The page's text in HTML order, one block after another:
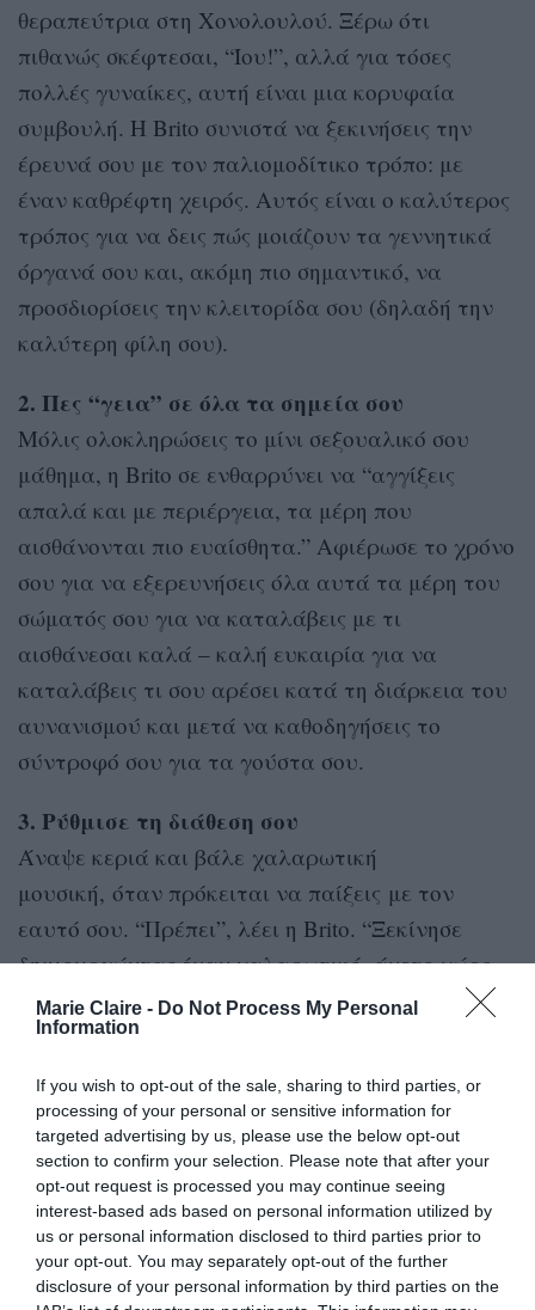
Marie Claire - Do Not Process My Personal
Information
If you wish to opt-out of the sale, sharing to third parties, or
processing of your personal or sensitive information for
targeted advertising by us, please use the below opt-out
section to confirm your selection. Please note that after your
opt-out request is processed you may continue seeing
interest-based ads based on personal information utilized by
us or personal information disclosed to third parties prior to
your opt-out. You may separately opt-out of the further
disclosure of your personal information by third parties on the
θεραπεύτρια στη Χονολουλού. Ξέρω ότι
πιθανώς σκέφτεσαι, “Ίου!”, αλλά για τόσες
πολλές γυναίκες, αυτή είναι μια κορυφαία
συμβουλή. Η Brito συνιστά να ξεκινήσεις την
έρευνά σου με τον παλιομοδίτικο τρόπο: με
έναν καθρέφτη χειρός. Αυτός είναι ο καλύτερος
τρόπος για να δεις πώς μοιάζουν τα γεννητικά
όργανά σου και, ακόμη πιο σημαντικό, να
προσδιορίσεις την κλειτορίδα σου (δηλαδή την
καλύτερη φίλη σου).
2. Πες “γεια” σε όλα τα σημεία σου
Μόλις ολοκληρώσεις το μίνι σεξουαλικό σου
μάθημα, η Brito σε ενθαρρύνει να “αγγίξεις
απαλά και με περιέργεια, τα μέρη που
αισθάνονται πιο ευαίσθητα.” Αφιέρωσε το χρόνο
σου για να εξερευνήσεις όλα αυτά τα μέρη του
σώματός σου για να καταλάβεις με τι
αισθάνεσαι καλά – καλή ευκαιρία για να
καταλάβεις τι σου αρέσει κατά τη διάρκεια του
αυνανισμού και μετά να καθοδηγήσεις το
σύντροφό σου για τα γούστα σου.
3. Ρύθμισε τη διάθεση σου
Άναψε κεριά και βάλε χαλαρωτική
μουσική, όταν πρόκειται να παίξεις με τον
εαυτό σου. “Πρέπει”, λέει η Brito. “Ξεκίνησε
δημιουργώντας έναν χαλαρωτικό, άνετο χώρο
στο σπίτι σου και να είσαι σίγουρη ότι θα είσαι
μόνη και κανείς δεν θα σε αποσπάσει”,
δύσκολο να αισθάνεσαι σέξι αν το δωμάτιό σου
είναι βρώμικο, ακατάστατο και στο διπλανό
δωμάτιο κοιμούνται οι γονείς σου.
4. Φόρα τα αγαπημένα εσώρουχα σου
Μιλώντας για τη ρύθμιση της διάθεσης, γιατί να